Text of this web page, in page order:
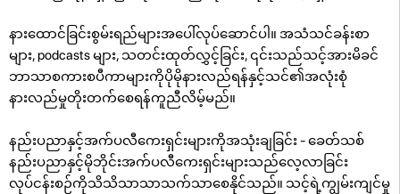
နားထောင်ခြင်းစွမ်းရည်များအပေါ်လုပ်ဆောင်ပါ။ အသံသင်ခန်းစာ
များ, podcasts များ, သတင်းထုတ်လွှင့်ခြင်း, ၎င်းသည်သင့်အားမိခင်
ဘာသာစကားစပီကာများကိုပိုမိုနားလည်ရန်နှင့်သင်၏အလုံးစုံ
နားလည်မှုတိုးတက်စေရန်ကူညီလိမ့်မည်။
နည်းပညာနှင့်အက်ပလီကေးရှင်းများကိုအသုံးချခြင်း - ခေတ်သစ်
နည်းပညာနှင့်မိုဘိုင်းအက်ပလီကေးရှင်းများသည်လေ့လာခြင်း
လုပ်ငန်းစဉ်ကိုသိသိသာသာသက်သာစေနိုင်သည်။ သင့်ရဲ့ကျွမ်းကျင်မှု